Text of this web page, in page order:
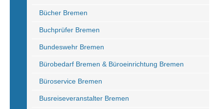
Bücher Bremen
Buchprüfer Bremen
Bundeswehr Bremen
Bürobedarf Bremen & Büroeinrichtung Bremen
Büroservice Bremen
Busreiseveranstalter Bremen